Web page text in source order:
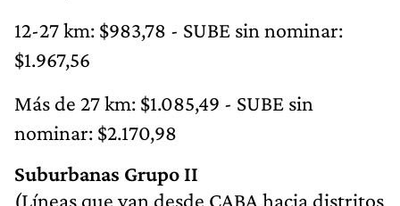
12-27 km: $983,78 - SUBE sin nominar:
$1.967,56
Más de 27 km: $1.085,49 - SUBE sin
nominar: $2.170,98
Suburbanas Grupo II
(Líneas que van desde CABA hacia distritos